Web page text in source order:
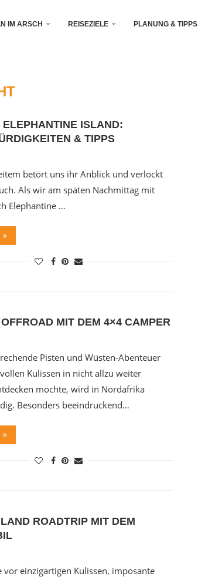
IM ARSCH REISEZIELE PLANUNG & TIPPS
ISLAND:
& TIPPS
betört uns ihr Anblick und verlockt
Als wir am späten Nachmittag mit
Elephantine …
MIT DEM 4×4 CAMPER
Pisten und Wüsten-Abenteuer
Kulissen in nicht allzu weiter
möchte, wird in Nordafrika
Besonders beeindruckend…
ROADTRIP MIT DEM
vor einzigartigen Kulissen, imposante